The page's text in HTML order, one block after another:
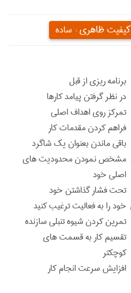
کیفیت ظاهری : ساده
برنامه ریزی از قبل
در نظر گرفتن پیامد کارها
تمرکز روی اهداف اصلی
فراهم کردن مقدمات کار
باقی ماندن بعنوان یک شاگرد
مشخص نمودن محدودیت های
اصلی خود
تحت فشار گذاشتن خود
خود را به فعالیت ترغیب کنید
تمرین کردن شیوه تنبلی سازنده
تقسیم کار به قسمت های
کوچکتر
افزایش سرعت انجام کار